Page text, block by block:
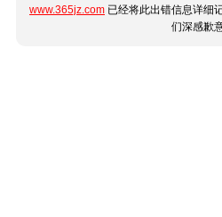
www.365jz.com 已经将此出错信息详细
们深感歉